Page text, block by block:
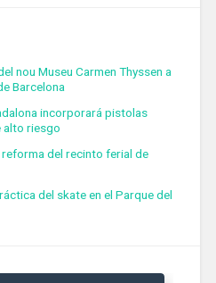
nou Museu Carmen Thyssen a
Barcelona
incorporará pistolas
alto riesgo
del recinto ferial de
del skate en el Parque del